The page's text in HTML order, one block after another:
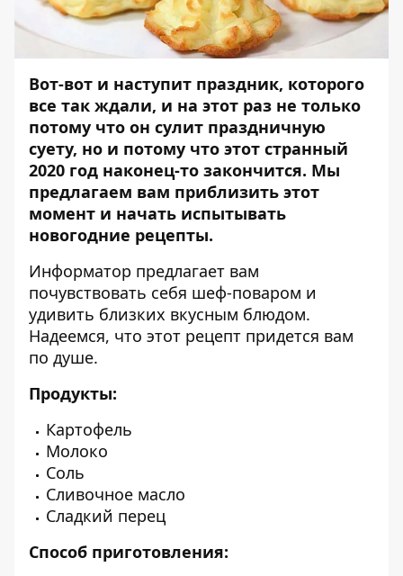
Вот-вот и наступит праздник, которого
все так ждали, и на этот раз не только
потому что он сулит праздничную
суету, но и потому что этот странный
2020 год наконец-то закончится. Мы
предлагаем вам приблизить этот
момент и начать испытывать
новогодние рецепты.
Информатор предлагает вам
почувствовать себя шеф-поваром и
удивить близких вкусным блюдом.
Надеемся, что этот рецепт придется вам
по душе.
Продукты:
Картофель
Молоко
Соль
Сливочное масло
Сладкий перец
Способ приготовления: